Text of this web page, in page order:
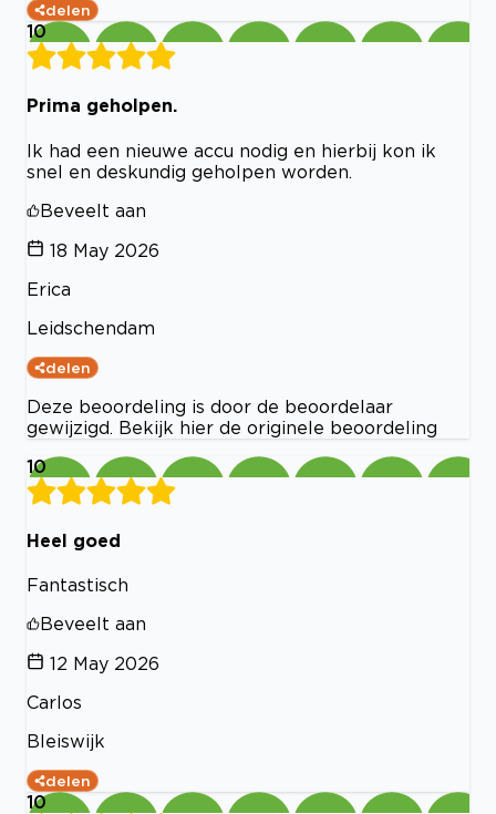
delen
10
Prima geholpen.
Ik had een nieuwe accu nodig en hierbij kon ik
snel en deskundig geholpen worden.
Beveelt aan
18 May 2026
Erica
Leidschendam
delen
Deze beoordeling is door de beoordelaar
gewijzigd. Bekijk hier de originele beoordeling
10
Heel goed
Fantastisch
Beveelt aan
12 May 2026
Carlos
Bleiswijk
delen
10